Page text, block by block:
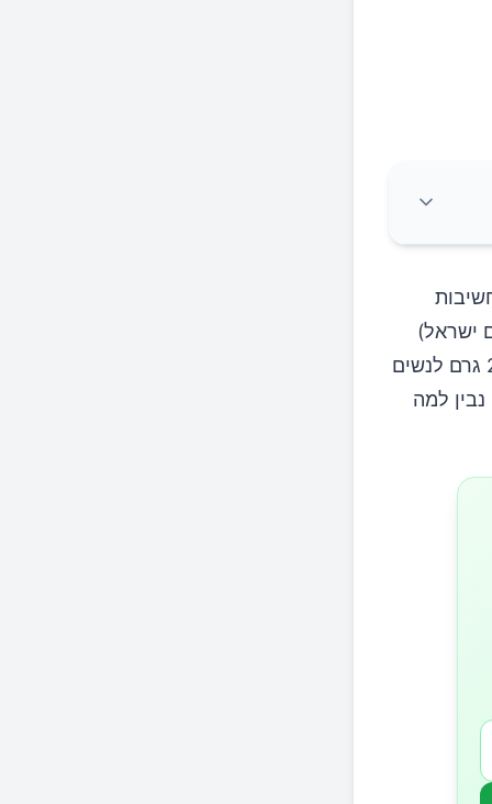
ישראל)
אוכלים רק כ-15 גרם סיבים ביום, כשההמלצה היומית של סיבים היא כ-25 גרם לנשים
למה